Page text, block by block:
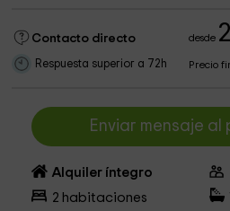
Contacto directo desde
Respuesta superior a 72h Precio
Enviar mensaje
Alquiler íntegro
2 habitaciones